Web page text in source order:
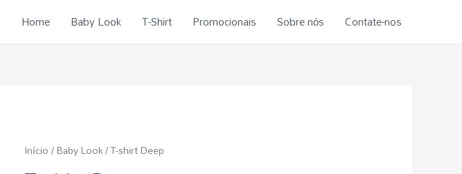
Home Baby Look T-Shirt Promocionais Sobre nós Contate-nos
Início/Baby Look/ T-shirt Deep